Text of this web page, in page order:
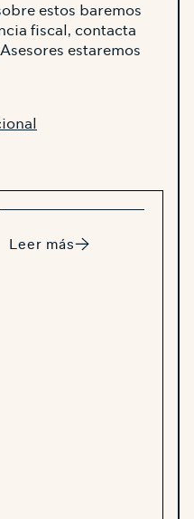
estos baremos
fiscal, contacta
estaremos
Leer más